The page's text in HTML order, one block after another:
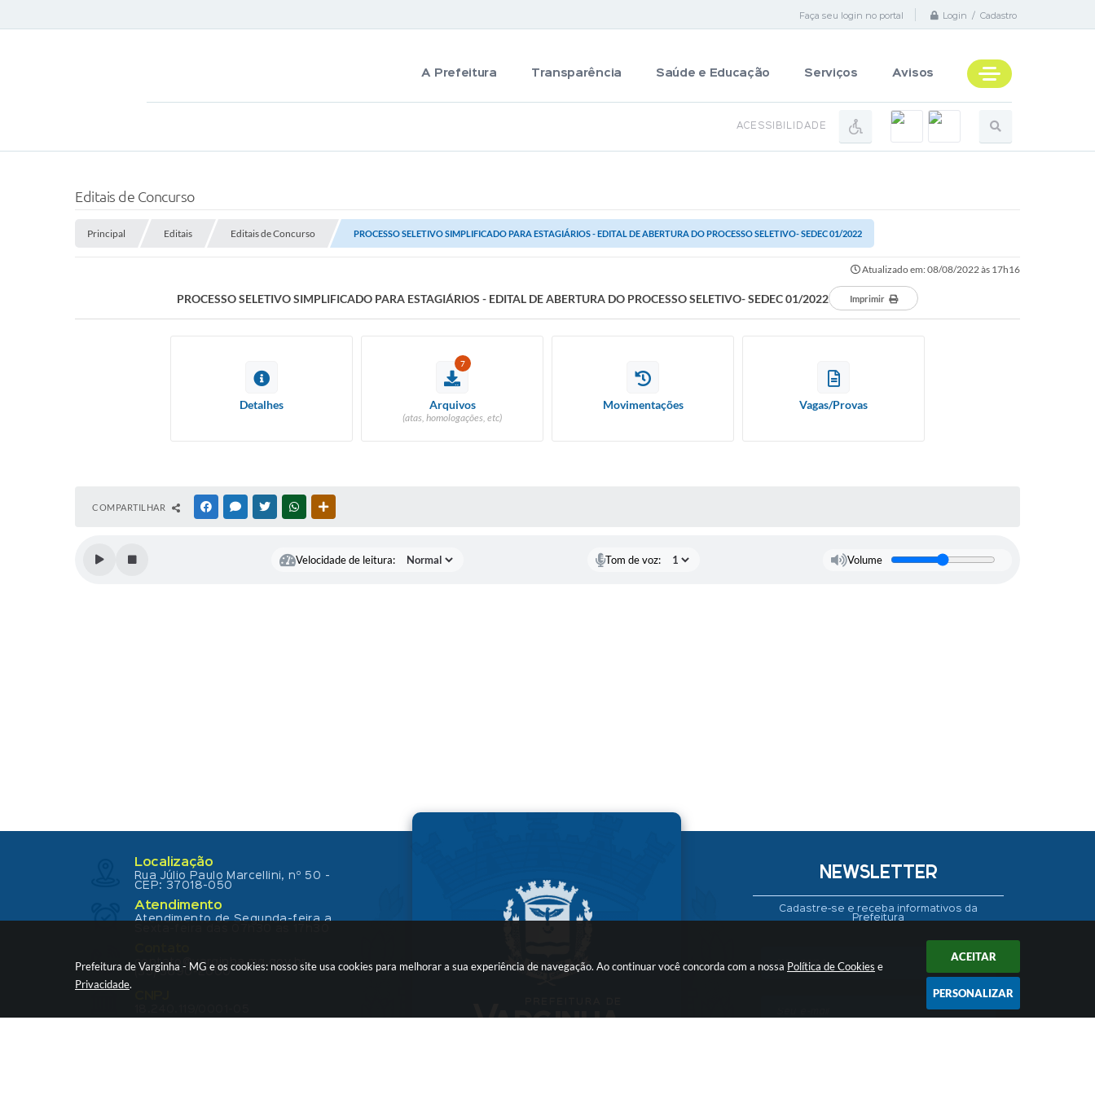
Prefeitura de Varginha - MG e os cookies: nosso site usa cookies para melhorar a sua experiência de navegação. Ao continuar você concorda com a nossa Política de Cookies e
Privacidade.
ACEITAR
PERSONALIZAR
Faça seu login no portal Login / Cadastro
A Prefeitura Transparência Saúde e Educação Serviços Avisos
ACESSIBILIDADE
Editais de Concurso
Principal Editais Editais de Concurso PROCESSO SELETIVO SIMPLIFICADO PARA ESTAGIÁRIOS - EDITAL DE ABERTURA DO PROCESSO SELETIVO- SEDEC 01/2022
Atualizado em: 08/08/2022 às 17h16
PROCESSO SELETIVO SIMPLIFICADO PARA ESTAGIÁRIOS - EDITAL DE ABERTURA DO PROCESSO SELETIVO- SEDEC 01/2022 Imprimir
Detalhes
7
Arquivos
(atas, homologações, etc)
Movimentações Vagas/Provas
COMPARTILHAR FACEBOOKMESSENGER
TWITTERWHATSAPP
Velocidade de leitura: Tom de voz: Volume
Localização
Rua Júlio Paulo Marcellini, nº 50 -
CEP: 37018-050
Atendimento
Atendimento de Segunda-feira a
contato@varginha.mg.gov.br
(35) 3690-2000
NEWSLETTER
Cadastre-se e receba informativos da
Prefeitura